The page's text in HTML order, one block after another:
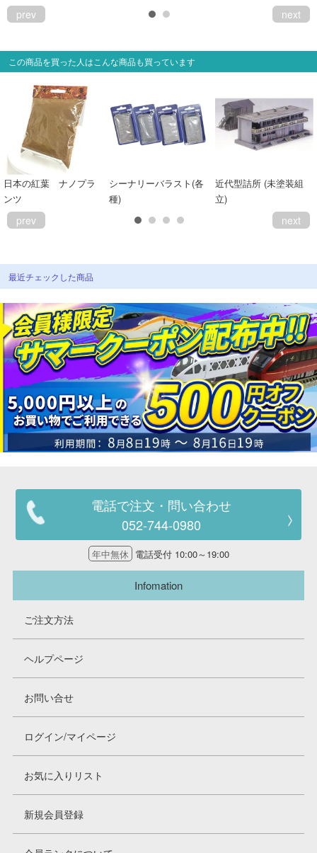
prev next
この商品を買った人はこんな商品も買っています
日本の紅葉 ナノプラ
ンツ
シーナリーバラスト(各
種)
近代型詰所 (未塗装組
立)
prev next
最近チェックした商品
電話で注文・問い合わせ
052-744-0980
年中無休 電話受付 10:00～19:00
Infomation
ご注文方法
ヘルプページ
お問い合せ
ログイン/マイページ
お気に入りリスト
新規会員登録